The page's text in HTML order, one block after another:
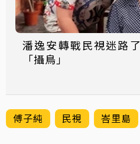
潘逸安轉戰民視迷路了 爆料80歲王滿嬌愛
「攝鳥」
傅子純 民視 峇里島